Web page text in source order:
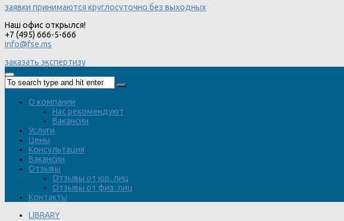
заявки принимаются круглосуточно без выходных
Наш офис открылся!
+7 (495) 666-5-666
info@fse.ms
заказать экспертизу
О компании
Нас рекомендуют
Вакансии
Услуги
Цены
Консультация
Вакансии
Отзывы
Отзывы от юр. лиц
Отзывы от физ. лиц
Контакты
LIBRARY